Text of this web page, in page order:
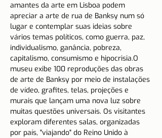
amantes da arte em Lisboa podem
apreciar a arte de rua de Banksy num só
lugar e contemplar suas ideias sobre
vários temas políticos, como guerra, paz,
individualismo, ganância, pobreza,
capitalismo, consumismo e hipocrisia.O
museu exibe 100 reproduções das obras
de arte de Banksy por meio de instalações
de vídeo, grafites, telas, projeções e
murais que lançam uma nova luz sobre
muitas questões universais. Os visitantes
exploram diferentes salas, organizadas
por país, "viajando" do Reino Unido à